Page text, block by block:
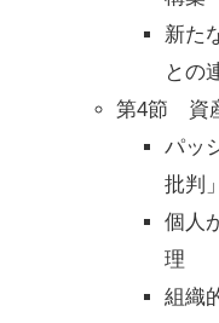
新た
との
第4節 資
パッ
批判
個人
理
組織